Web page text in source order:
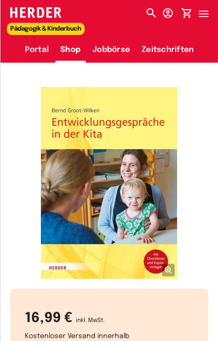
HERDER-MENÜ
Pädagogik & Kinderbuch
Portal Shop Jobbörse Zeitschriften
16,99 € inkl. MwSt.
Kostenloser Versand innerhalb